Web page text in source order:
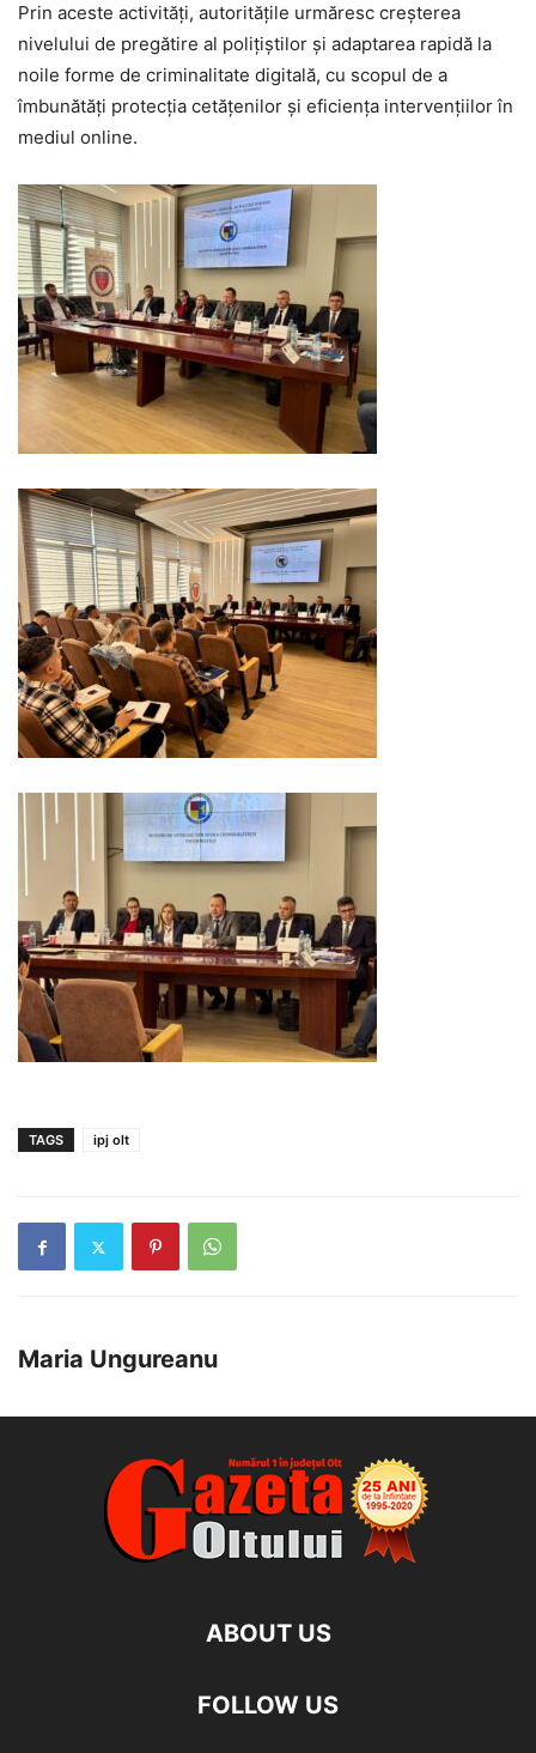
Prin aceste activități, autoritățile urmăresc creșterea
nivelului de pregătire al polițiștilor și adaptarea rapidă la
noile forme de criminalitate digitală, cu scopul de a
îmbunătăți protecția cetățenilor și eficiența intervențiilor în
mediul online.
TAGS ipj olt
Maria Ungureanu
ABOUT US
FOLLOW US